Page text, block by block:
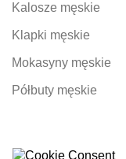
Kalosze męskie
Klapki męskie
Mokasyny męskie
Półbuty męskie